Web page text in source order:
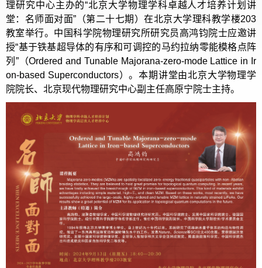
理研究中心主办的“北京大学物理学科卓越人才培养计划讲
堂：名师面对面”（第二十七期）在北京大学理科教学楼203
教室举行。中国科学院物理研究所研究员高鸿钧院士应邀讲
授“基于铁基超导体的有序和可调控的马约拉纳零能模格点阵
列”（Ordered and Tunable Majorana-zero-mode Lattice in Ir
on-based Superconductors）。本期讲堂由北京大学物理学
院院长、北京现代物理研究中心副主任高原宁院士主持。